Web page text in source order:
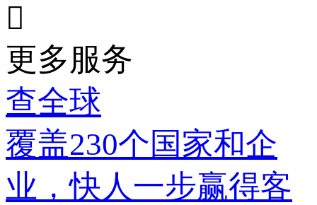

更多服务
查全球
覆盖230个国家和企
业，快人一步赢得客